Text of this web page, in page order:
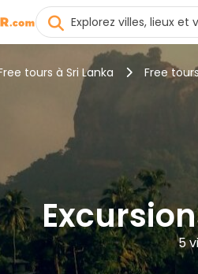
tours à Sri Lanka Free
5